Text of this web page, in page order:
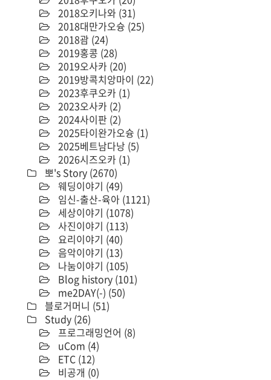
2018오키나와 (31)
2018대만가오슝 (25)
2018괌 (24)
2019홍콩 (28)
2019오사카 (20)
2019방콕치앙마이 (22)
2023후쿠오카 (1)
2023오사카 (2)
2024사이판 (2)
2025타이완가오슝 (1)
2025베트남다낭 (5)
2026시즈오카 (1)
뽀's Story (2670)
웨딩이야기 (49)
임신-출산-육아 (1121)
세상이야기 (1078)
사진이야기 (113)
요리이야기 (40)
음악이야기 (13)
나눔이야기 (105)
Blog history (101)
me2DAY(-) (50)
블로거머니 (51)
Study (26)
프로그래밍언어 (8)
uCom (4)
ETC (12)
비공개 (0)